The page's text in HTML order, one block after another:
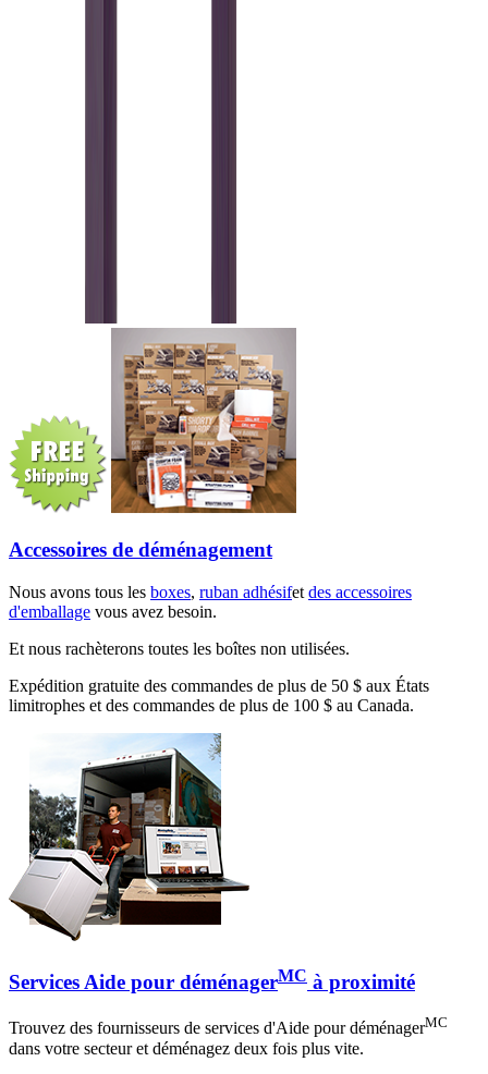
Accessoires de déménagement
Nous avons tous les boxes, ruban adhésifet des accessoires
d'emballage vous avez besoin.
Et nous rachèterons toutes les boîtes non utilisées.
Expédition gratuite des commandes de plus de 50 $ aux États
limitrophes et des commandes de plus de 100 $ au Canada.
Services Aide pour déménagerMC à proximité
Trouvez des fournisseurs de services d'Aide pour déménagerMC
dans votre secteur et déménagez deux fois plus vite.